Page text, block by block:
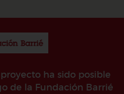
ha sido posible
de la Fundación Barrié